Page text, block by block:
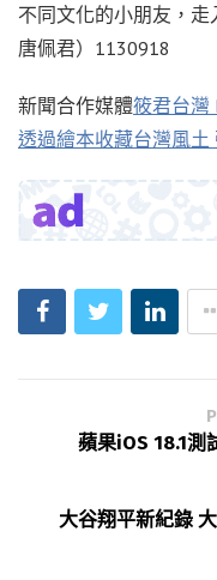
不同文化的小朋友，走
唐佩君）1130918
新聞合作媒體筱君台灣
透過繪本收藏台灣風
蘋果iOS 18.1測
大谷翔平新紀錄